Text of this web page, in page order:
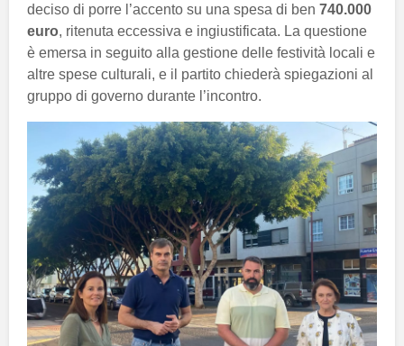
deciso di porre l’accento su una spesa di ben 740.000
euro, ritenuta eccessiva e ingiustificata. La questione
è emersa in seguito alla gestione delle festività locali e
altre spese culturali, e il partito chiederà spiegazioni al
gruppo di governo durante l’incontro.